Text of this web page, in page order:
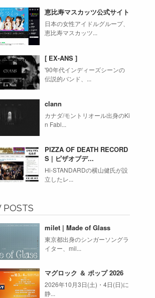
恵比寿マスカッツ公式サイト
日本の女性アイドルグループ、
恵比寿マスカッツ...
[ EX-ANS ]
'90年代インディーズシーンの
伝説的バンド、...
clann
カナダ/モントリオール出身のKi
n Fabl...
PIZZA OF DEATH RECORD
S | ピザオブデ...
Hi-STANDARDの横山健氏が設
立したレ...
POSTS
milet | Made of Glass
東京都出身のシンガーソングラ
イター、mil...
マグロック ＆ ポップ 2026
2026年10月3日(土)・4日(日)に
静...